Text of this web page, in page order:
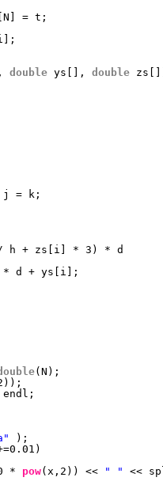
= t;
double ys[], double
j = k;
+ zs[i] * 3) * d
d + ys[i];
(N);
);
* pow(x,2)) << " "
<<